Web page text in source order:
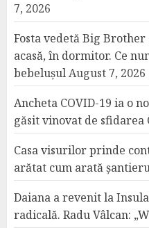
7, 2026
Fosta vedetă Big Brother
acasă, în dormitor. Ce
bebelușulAugust 7, 2026
Ancheta COVID-19 ia o
găsit vinovat de sfidarea
Casa visurilor prinde
arătat cum arată
Daiana a revenit la
radicală. Radu Vâlcan: